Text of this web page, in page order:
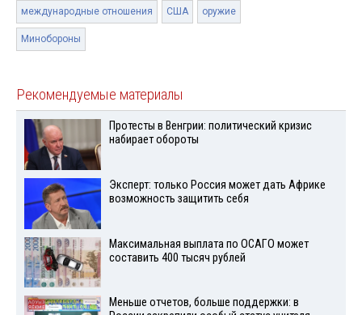
международные отношения США оружие
Минобороны
Рекомендуемые материалы
Протесты в Венгрии: политический кризис
набирает обороты
Эксперт: только Россия может дать Африке
возможность защитить себя
Максимальная выплата по ОСАГО может
составить 400 тысяч рублей
Меньше отчетов, больше поддержки: в